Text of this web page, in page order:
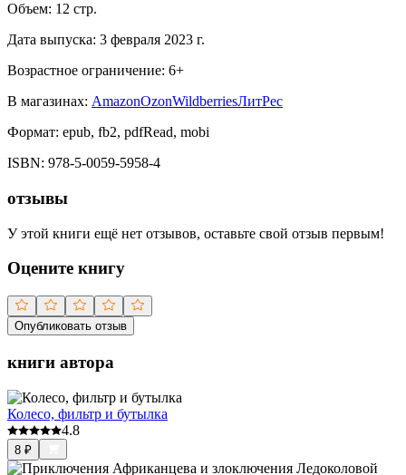
Объем: 12 стр.
Дата выпуска: 3 февраля 2023 г.
Возрастное ограничение: 6+
В магазинах: AmazonOzonWildberriesЛитРес
Формат: epub, fb2, pdfRead, mobi
ISBN: 978-5-0059-5958-4
отзывы
У этой книги ещё нет отзывов, оставьте свой отзыв первым!
Оцените книгу
Опубликовать отзыв
книги автора
Колесо, фильтр и бутылка
4.8
8 ₽